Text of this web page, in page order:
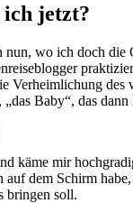
ich jetzt?
nun, wo ich doch die
Verheimlichung des
Baby“, das
käme mir
auf dem Schirm
bringen soll.